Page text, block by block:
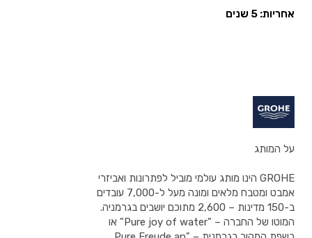
אחריות: 5 שנים
על המותג
GROHE הינו מותג עולמי מוביל לפתרונות ואביזרי
אמבט ומטבח מלאים ומונה מעל ל-7,000 עובדים
ב-150 מדינות – 2,600 מתוכם יושבים בגרמניה.
המוטו של החברה – "Pure joy of water" או